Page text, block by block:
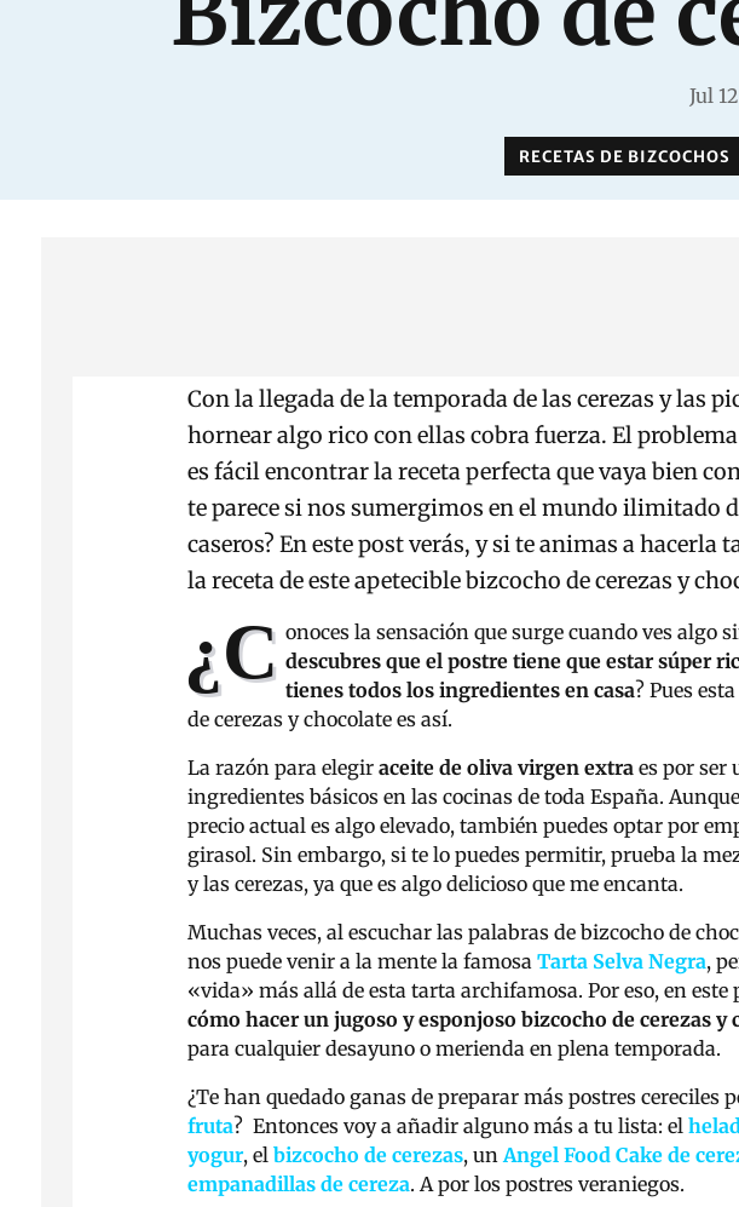
Jul
RECETAS DE BIZCOCHOS
Con la llegada de la temporada de las cerezas y las
hornear algo rico con ellas cobra fuerza. El
es fácil encontrar la receta perfecta que vaya bien
te parece si nos sumergimos en el mundo ilimitado
caseros? En este post verás, y si te animas a hacerla
la receta de este apetecible bizcocho de cerezas y
¿C onoces la sensación que surge cuando ves algo
descubres que el postre tiene que estar súper
tienes todos los ingredientes en casa? Pues
de cerezas y chocolate es así.
La razón para elegiraceite de oliva virgen extra es por ser
ingredientes básicos en las cocinas de toda España.
precio actual es algo elevado, también puedes optar por
girasol. Sin embargo, si te lo puedes permitir, prueba la
y las cerezas, ya que es algo delicioso que me encanta.
Muchas veces, al escuchar las palabras de bizcocho de
nos puede venir a la mente la famosaTarta Selva Negra,
«vida» más allá de esta tarta archifamosa. Por eso, en este
cómo hacer un jugoso y esponjoso bizcocho de cerezas y
para cualquier desayuno o merienda en plena temporada.
¿Te han quedado ganas de preparar más postres cereciles
fruta? Entonces voy a añadir alguno más a tu lista: el
yogur, elbizcocho de cerezas, unAngel Food Cake de
empanadillas de cereza. A por los postres veraniegos.